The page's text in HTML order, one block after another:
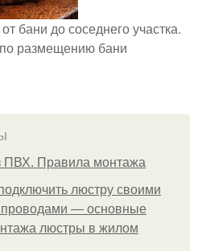
бани до соседнего участка.
размещению бани
ПВХ. Правила монтажа
люстру своими
проводами — основные
люстры в жилом